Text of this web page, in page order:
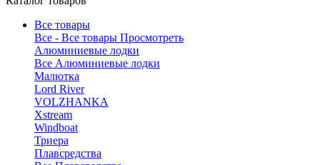
Все товары
Все - Все товары Просмотреть
Алюминиевые лодки
Все Алюминиевые лодки
Малютка
Lord River
VOLZHANKA
Xstream
Windboat
Триера
Плавсредства